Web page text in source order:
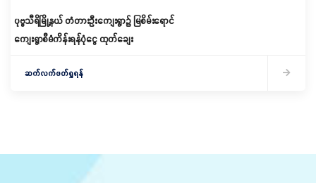
ပုဗ္ဗသီရိမြို့နယ် တံတားဦးကျေးရွာ၌ မြစိမ်းရောင်
ကျေးရွာစီမံကိန်းရန်ပုံငွေ ထုတ်ချေး
ဆက်လက်ဖတ်ရှုရန်